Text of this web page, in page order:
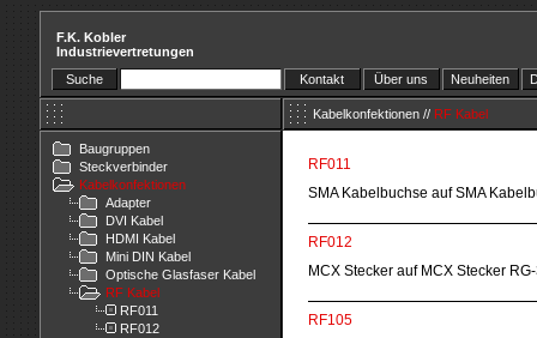
F.K. Kobler
Industrievertretungen
Suche
Kontakt Über uns Neuheiten
Kabelkonfektionen// RF Kabel
Baugruppen
Steckverbinder
Kabelkonfektionen
Adapter
DVI Kabel
HDMI Kabel
Mini DIN Kabel
Optische Glasfaser Kabel
RF Kabel
RF011
RF012
RF011
SMA Kabelbuchse auf SMA
RF012
MCX Stecker auf MCX Stecker
RF105